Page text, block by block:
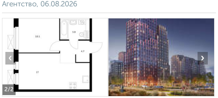
Агентство, 06.08.2026
2/2
‹ ›